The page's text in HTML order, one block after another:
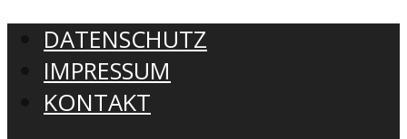
DATENSCHUTZ
IMPRESSUM
KONTAKT